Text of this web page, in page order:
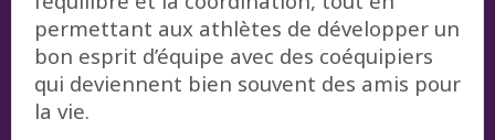
permettant aux athlètes de développer un
bon esprit d’équipe avec des coéquipiers
qui deviennent bien souvent des amis pour
la vie.